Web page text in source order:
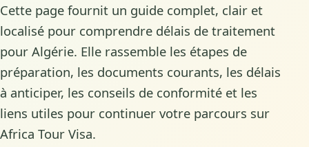
Cette page fournit un guide complet, clair et
localisé pour comprendre délais de traitement
pour Algérie. Elle rassemble les étapes de
préparation, les documents courants, les délais
à anticiper, les conseils de conformité et les
liens utiles pour continuer votre parcours sur
Africa Tour Visa.